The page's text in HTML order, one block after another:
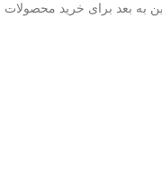
به بعد برای خرید